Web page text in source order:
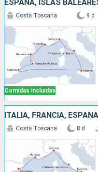
Comidas incluidas
Costa Toscana 9 d
Costa Toscana 8 d